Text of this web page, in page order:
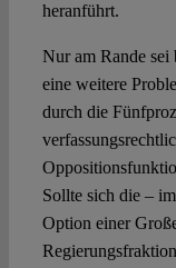
heranführt.
Nur am Rande sei
eine weitere
durch die
Sollte sich die –
Option einer